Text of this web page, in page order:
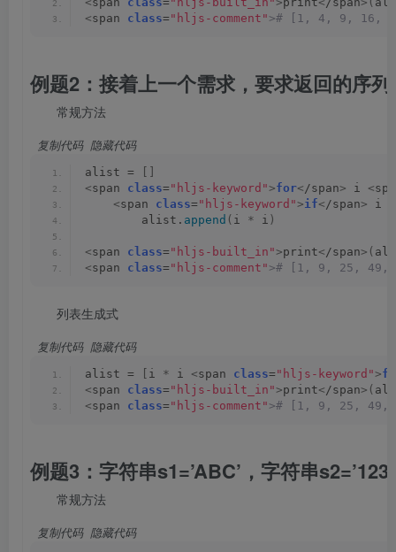
<span class= "hljs-comment" ># [1, 4, 9, 16,
例题2：接着上一个需求，要求返回的序
常规方法
复制代码 隐藏代码
alist =
<span class= "hljs-keyword">for< /span> i <
<span class= "hljs-keyword">if< /span> i
        alist.
append ( i * i )
<span class= "hljs-built_in">print< /span>(
<span class= "hljs-comment" ># [1, 9, 25, 49,
列表生成式
复制代码 隐藏代码
alist =
i * i <span class= "hljs-keyword">
<span class= "hljs-built_in">print< /span>(
<span class= "hljs-comment" ># [1, 9, 25, 49,
例题3：字符串s1=’ABC’，字符串
常规方法
复制代码 隐藏代码